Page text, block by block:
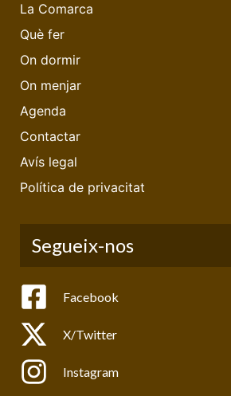
La Comarca
Què fer
On dormir
On menjar
Agenda
Contactar
Avís legal
Política de privacitat
Segueix-nos
Facebook
X/Twitter
Instagram